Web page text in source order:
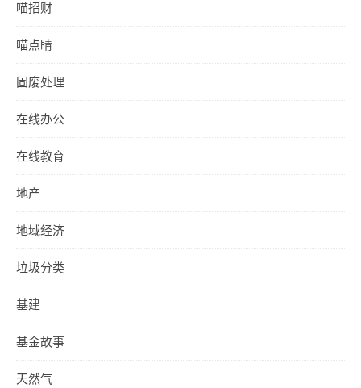
喵招财
喵点睛
固废处理
在线办公
在线教育
地产
地域经济
垃圾分类
基建
基金故事
天然气